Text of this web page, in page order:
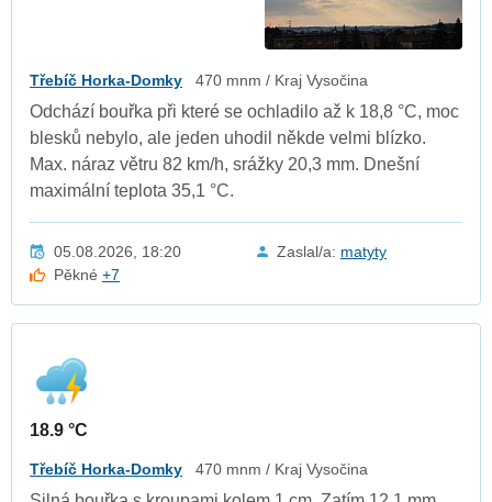
Třebíč Horka-Domky 470 mnm / Kraj Vysočina
Odchází bouřka při které se ochladilo až k 18,8 °C, moc
blesků nebylo, ale jeden uhodil někde velmi blízko.
Max. náraz větru 82 km/h, srážky 20,3 mm. Dnešní
maximální teplota 35,1 °C.
05.08.2026, 18:20 Zaslal/a: matyty
Pěkné+7
18.9 °C
Třebíč Horka-Domky 470 mnm / Kraj Vysočina